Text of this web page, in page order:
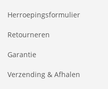
Herroepingsformulier
Retourneren
Garantie
Verzending & Afhalen